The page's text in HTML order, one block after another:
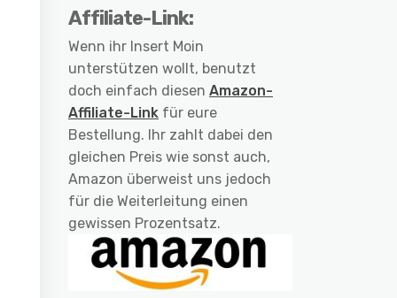
Affiliate-Link:
Wenn ihr Insert Moin
unterstützen wollt, benutzt
doch einfach diesen Amazon-
Affiliate-Link für eure
Bestellung. Ihr zahlt dabei den
gleichen Preis wie sonst auch,
Amazon überweist uns jedoch
für die Weiterleitung einen
gewissen Prozentsatz.